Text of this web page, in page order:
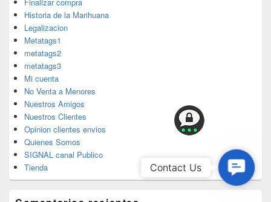
Historia de la Marihuana
Legalizacion
Metatags1
metatags2
metatags3
Mi cuenta
No Venta a Menores
Nuestros Amigos
Nuestros Clientes
Opinion clientes envios
Quienes Somos
SIGNAL canal Publico
Tienda
Us
Contact Us